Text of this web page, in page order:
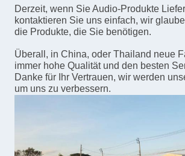
Derzeit, wenn Sie Audio-Produkte
kontaktieren Sie uns einfach, wir
die Produkte, die Sie benötigen.
Überall, in China, oder Thailand neue
immer hohe Qualität und den besten
Danke für Ihr Vertrauen, wir werden
um uns zu verbessern.